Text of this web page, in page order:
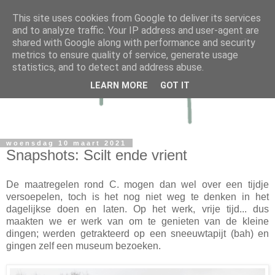
woensdag 10 maart 2021
Snapshots: Scilt ende vrient
De maatregelen rond C. mogen dan wel over een tijdje
versoepelen, toch is het nog niet weg te denken in het
dagelijkse doen en laten. Op het werk, vrije tijd... dus
maakten we er werk van om te genieten van de kleine
dingen; werden getrakteerd op een sneeuwtapijt (bah) en
gingen zelf een museum bezoeken.
This site uses cookies from Google to deliver its services
and to analyze traffic. Your IP address and user-agent are
shared with Google along with performance and security
metrics to ensure quality of service, generate usage
statistics, and to detect and address abuse.
LEARN MORE GOT IT